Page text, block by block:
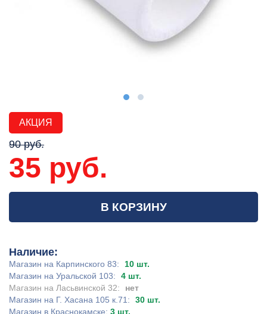
АКЦИЯ
90 руб.
35 руб.
В КОРЗИНУ
Наличие:
Магазин на Карпинского 83:
10 шт.
Магазин на Уральской 103:
4 шт.
Магазин на Ласьвинской 32:
нет
Магазин на Г. Хасана 105 к.71:
30 шт.
Магазин в Краснокамске: 3 шт.